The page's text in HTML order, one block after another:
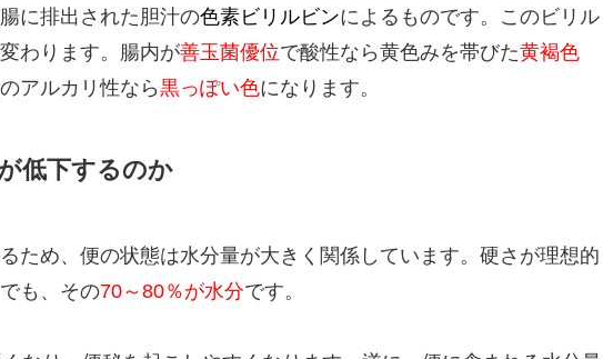
に排出された胆汁の色素ビリルビンによるものです。このビリル
わります。腸内が善玉菌優位で酸性なら黄色みを帯びた黄褐色
アルカリ性なら黒っぽい色になります。
低下するのか
ため、便の状態は水分量が大きく関係しています。硬さが理想的
も、その70～80％が水分です。